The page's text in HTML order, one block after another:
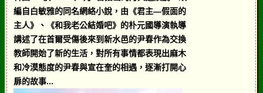
編自白敏雅的同名網絡小說，由《君主—假面的
主人》、《和我老公結婚吧》的朴元國導演執導
講述了在首爾受傷後來到新水邑的尹春作為交換
教師開始了新的生活，對所有事情都表現出麻木
和冷漠態度的尹春與宣在奎的相遇，逐漸打開心
扉的故事...